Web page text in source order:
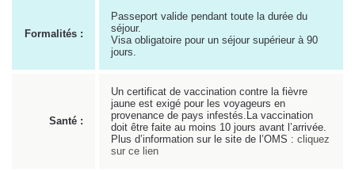
Formalités :
Passeport valide pendant toute la durée du
séjour.
Visa obligatoire pour un séjour supérieur à 90
jours.
Santé :
Un certificat de vaccination contre la fièvre
jaune est exigé pour les voyageurs en
provenance de pays infestés.La vaccination
doit être faite au moins 10 jours avant l’arrivée.
Plus d’information sur le site de l’OMS : cliquez
sur ce lien